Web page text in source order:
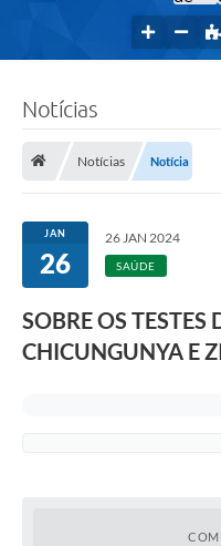
Notícias
Notícias Notícia
JAN
26
26 JAN 2024
SAÚDE
SOBRE OS TESTES
CHICUNGUNYA E